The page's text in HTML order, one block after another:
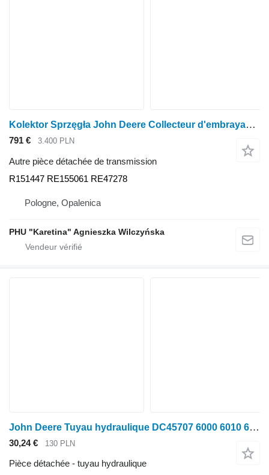
Kolektor Sprzęgła John Deere Collecteur d'embrayage 6910 6010 6210 6310 R151447 RE155061 RE47278 pour tracteur à roues John Deere 6910 6010 6210 6310
791 € 3.400 PLN
Autre pièce détachée de transmission
R151447 RE155061 RE47278
Pologne, Opalenica
PHU "Karetina" Agnieszka Wilczyńska
John Deere Tuyau hydraulique DC45707 6000 6010 6020 6110 6210 6310 6410 pour tracteur à roues John Deere 6000 6010 6020 6110 6210 6310 6410
30,24 € 130 PLN
Pièce détachée - tuyau hydraulique